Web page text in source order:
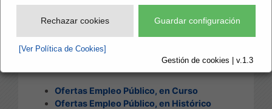
Rechazar cookies Guardar configuración
[Ver Política de Cookies]
Gestión de cookies | v.1.3
Personal y Empleo Publico
Ofertas Empleo Público, en Curso
Ofertas Empleo Público, en Histórico